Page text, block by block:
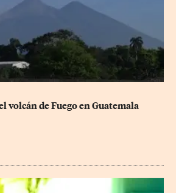
volcán de Fuego en Guatemala